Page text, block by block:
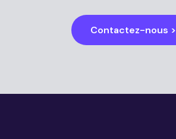
Contactez-nous >